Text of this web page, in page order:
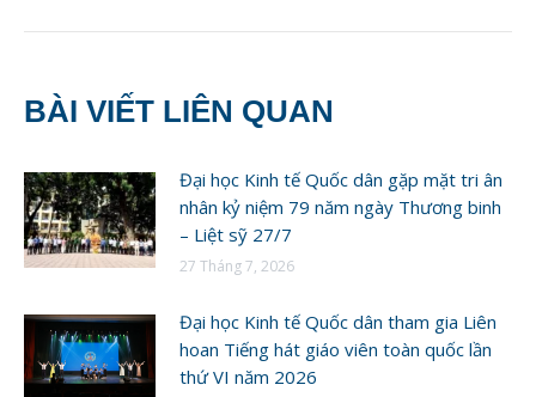
BÀI VIẾT LIÊN QUAN
Đại học Kinh tế Quốc dân gặp mặt tri ân
nhân kỷ niệm 79 năm ngày Thương binh
– Liệt sỹ 27/7
27 Tháng 7, 2026
Đại học Kinh tế Quốc dân tham gia Liên
hoan Tiếng hát giáo viên toàn quốc lần
thứ VI năm 2026